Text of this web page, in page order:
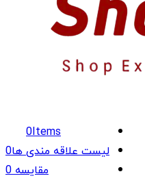
0Items
لیست علاقه مندی ها0
مقایسه0